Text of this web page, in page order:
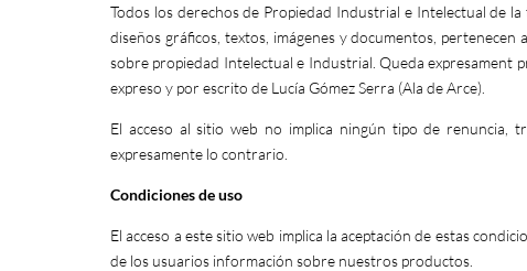
Todos los derechos de Propiedad Industrial e Intelectual de
diseños gráficos, textos, imágenes y documentos,
sobre propiedad Intelectual e Industrial. Queda expresament
expreso y por escrito de Lucía Gómez Serra (Ala de Arce).
El acceso al sitio web no implica ningún tipo de renuncia,
expresamente lo contrario.
Condiciones de uso
El acceso a este sitio web implica la aceptación de estas
de los usuarios información sobre nuestros productos.